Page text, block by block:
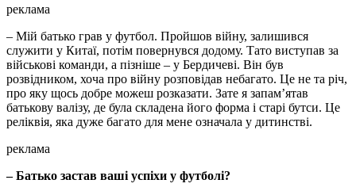
реклама
– Мій батько грав у футбол. Пройшов війну, залишився
служити у Китаї, потім повернувся додому. Тато виступав за
військові команди, а пізніше – у Бердичеві. Він був
розвідником, хоча про війну розповідав небагато. Це не та річ,
про яку щось добре можеш розказати. Зате я запам’ятав
батькову валізу, де була складена його форма і старі бутси. Це
реліквія, яка дуже багато для мене означала у дитинстві.
реклама
– Батько застав ваші успіхи у футболі?